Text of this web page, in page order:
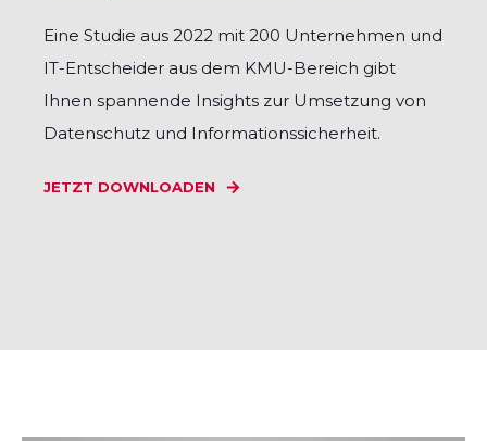
Eine Studie aus 2022 mit 200 Unternehmen und
IT-Entscheider aus dem KMU-Bereich gibt
Ihnen spannende Insights zur Umsetzung von
Datenschutz und Informationssicherheit.
JETZT DOWNLOADEN